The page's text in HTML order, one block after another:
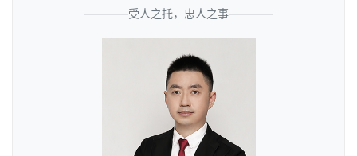
————受人之托，忠人之事————